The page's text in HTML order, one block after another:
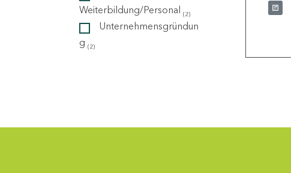
Weiterbildung/Personal (2)
Unternehmensgründun
g (2)